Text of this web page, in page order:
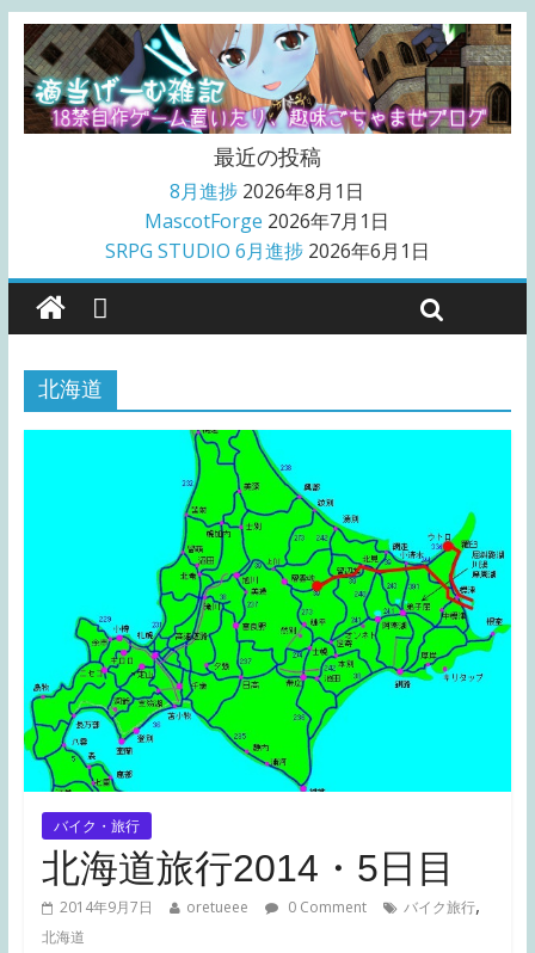
最近の投稿
8月進捗 2026年8月1日
MascotForge 2026年7月1日
SRPG STUDIO 6月進捗 2026年6月1日
北海道
バイク・旅行
北海道旅行2014・5日目
2014年9月7日 oretueee 0 Comment バイク旅行,
北海道